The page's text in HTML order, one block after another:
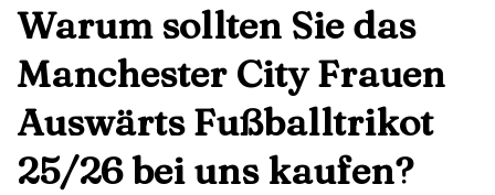
Warum sollten Sie das
Manchester City Frauen
Auswärts Fußballtrikot
25/26 bei uns kaufen?